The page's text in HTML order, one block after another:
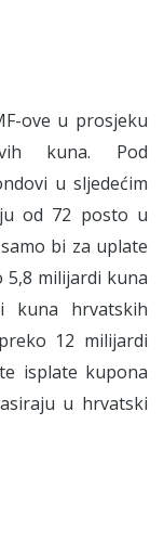
ove u prosjeku
kuna. Pod
u sljedećim
od 72 posto u
bi za uplate
milijardi kuna
kuna hrvatskih
12 milijardi
isplate kupona
u hrvatski